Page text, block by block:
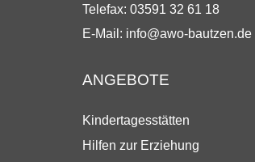
Telefax: 03591 32 61 18
E-Mail: info@awo-bautzen.de
ANGEBOTE
Kindertagesstätten
Hilfen zur Erziehung